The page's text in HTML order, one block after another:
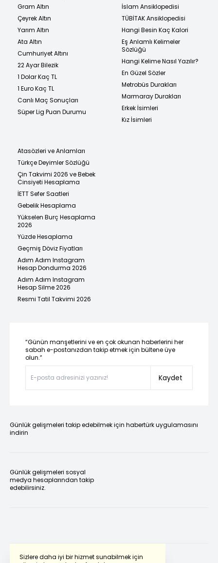
Sizlere daha iyi bir hizmet sunabilmek için
Gram Altın
Çeyrek Altın
Yarım Altın
Ata Altın
Cumhuriyet Altını
22 Ayar Bilezik
1 Dolar Kaç TL
1 Euro Kaç TL
Canlı Maç Sonuçları
Süper Lig Puan Durumu
İslam Ansiklopedisi
TÜBİTAK Ansiklopedisi
Hangi Besin Kaç Kalori
Eş Anlamlı Kelimeler
Sözlüğü
Hangi Kelime Nasıl Yazılır?
En Güzel Sözler
Metrobüs Durakları
Marmaray Durakları
Erkek İsimleri
Kız İsimleri
Atasözleri ve Anlamları
Türkçe Deyimler Sözlüğü
Çin Takvimi 2026 ve Bebek
Cinsiyeti Hesaplama
İETT Sefer Saatleri
Gebelik Hesaplama
Yükselen Burç Hesaplama
2026
Yüzde Hesaplama
Geçmiş Döviz Fiyatları
Adım Adım Instagram
Hesap Dondurma 2026
Adım Adım Instagram
Hesap Silme 2026
Resmi Tatil Takvimi 2026
“Günün manşetlerini ve en çok okunan haberlerini her
sabah e-postanızdan takip etmek için bültene üye
olun.”
Kaydet
Günlük gelişmeleri takip edebilmek için habertürk uygulamasını
indirin
Günlük gelişmeleri sosyal
medya hesaplarından takip
edebilirsiniz.